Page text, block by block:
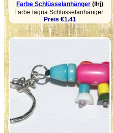
Farbe Schlüsselanhänger (llrj)
Farbe tagua Schlüsselanhänger
Preis €1.41